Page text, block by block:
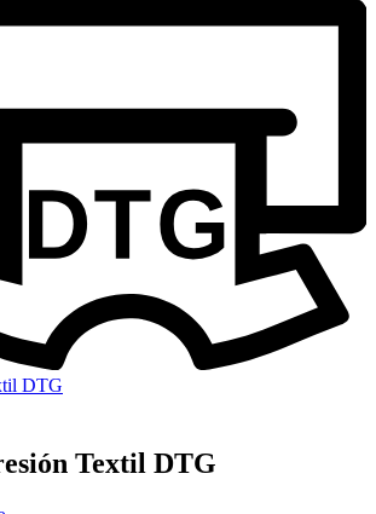
DTG
Textil DTG